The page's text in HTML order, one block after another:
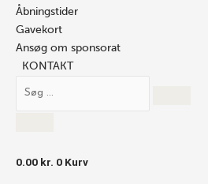
Åbningstider
Gavekort
Ansøg om sponsorat
KONTAKT
0.00 kr. 0 Kurv